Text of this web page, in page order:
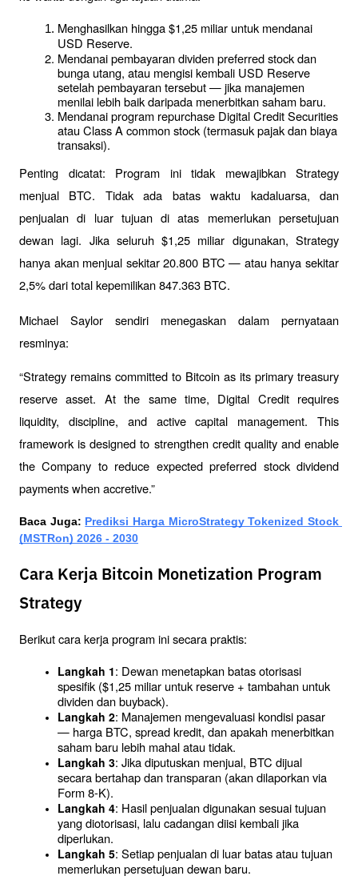
Menghasilkan hingga $1,25 miliar untuk mendanai
USD Reserve.
Mendanai pembayaran dividen preferred stock dan
bunga utang, atau mengisi kembali USD Reserve
setelah pembayaran tersebut — jika manajemen
menilai lebih baik daripada menerbitkan saham baru.
Mendanai program repurchase Digital Credit Securities
atau Class A common stock (termasuk pajak dan biaya
transaksi).
Penting dicatat: Program ini tidak mewajibkan Strategy
menjual BTC. Tidak ada batas waktu kadaluarsa, dan
penjualan di luar tujuan di atas memerlukan persetujuan
dewan lagi. Jika seluruh $1,25 miliar digunakan, Strategy
hanya akan menjual sekitar 20.800 BTC — atau hanya sekitar
2,5% dari total kepemilikan 847.363 BTC.
Michael Saylor sendiri menegaskan dalam pernyataan
resminya:
“Strategy remains committed to Bitcoin as its primary treasury
reserve asset. At the same time, Digital Credit requires
liquidity, discipline, and active capital management. This
framework is designed to strengthen credit quality and enable
the Company to reduce expected preferred stock dividend
payments when accretive.”
Baca Juga: Prediksi Harga MicroStrategy Tokenized Stock
(MSTRon) 2026 - 2030
Cara Kerja Bitcoin Monetization Program
Strategy
Berikut cara kerja program ini secara praktis:
Langkah 1: Dewan menetapkan batas otorisasi
spesifik ($1,25 miliar untuk reserve + tambahan untuk
dividen dan buyback).
Langkah 2: Manajemen mengevaluasi kondisi pasar
— harga BTC, spread kredit, dan apakah menerbitkan
saham baru lebih mahal atau tidak.
Langkah 3: Jika diputuskan menjual, BTC dijual
secara bertahap dan transparan (akan dilaporkan via
Form 8-K).
Langkah 4: Hasil penjualan digunakan sesuai tujuan
yang diotorisasi, lalu cadangan diisi kembali jika
diperlukan.
Langkah 5: Setiap penjualan di luar batas atau tujuan
memerlukan persetujuan dewan baru.